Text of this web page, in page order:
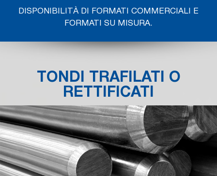
DISPONIBILITÀ DI FORMATI COMMERCIALI E
FORMATI SU MISURA.
TONDI TRAFILATI O
RETTIFICATI